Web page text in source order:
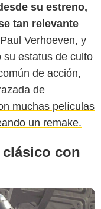
su estreno,
tan relevante
Verhoeven, y
su estatus de culto
de acción,
de
muchas películas
un remake.
con